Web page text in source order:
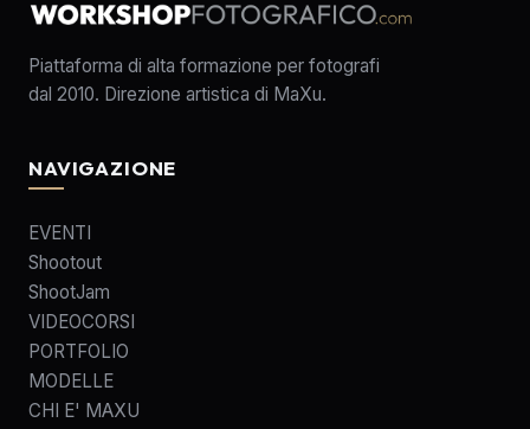
Piattaforma di alta formazione per fotografi
dal 2010. Direzione artistica di MaXu.
NAVIGAZIONE
EVENTI
Shootout
ShootJam
VIDEOCORSI
PORTFOLIO
MODELLE
CHI E' MAXU